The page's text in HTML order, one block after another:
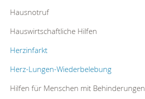
Hausnotruf
Hauswirtschaftliche Hilfen
Herzinfarkt
Herz-Lungen-Wiederbelebung
Hilfen für Menschen mit Behinderungen